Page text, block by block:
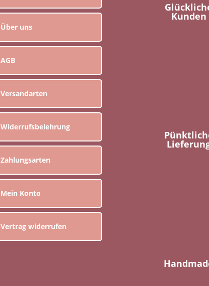
Über uns
AGB
Versandarten
Widerrufsbelehrung
Zahlungsarten
Mein Konto
Vertrag widerrufen
Kunden